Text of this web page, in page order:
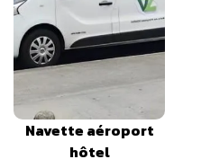
Navette aéroport
hôtel